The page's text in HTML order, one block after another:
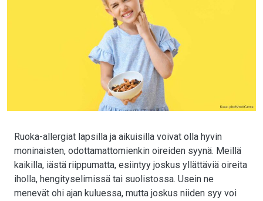
Ruoka-allergiat lapsilla ja aikuisilla voivat olla hyvin
moninaisten, odottamattomienkin oireiden syynä. Meillä
kaikilla, iästä riippumatta, esiintyy joskus yllättäviä oireita
iholla, hengityselimissä tai suolistossa. Usein ne
menevät ohi ajan kuluessa, mutta joskus niiden syy voi